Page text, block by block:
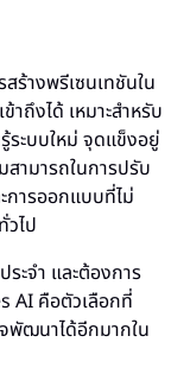
ร้างพรีเซนเทชันใน
าถึงได้ เหมาะสำหรับ
ระบบใหม่ จุดแข็งอยู่
สามารถในการปรับ
การออกแบบที่ไม่
ไป
ะจำ และต้องการ
AI คือตัวเลือกที่
จพัฒนาได้อีกมากใน